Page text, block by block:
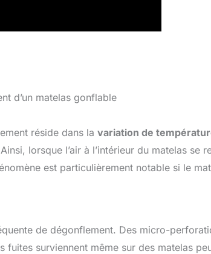
d’un matelas gonflable
réside dans la variation de
lorsque l’air à l’intérieur du matelas
est particulièrement notable si le
de dégonflement. Des micro-
fuites surviennent même sur des matelas